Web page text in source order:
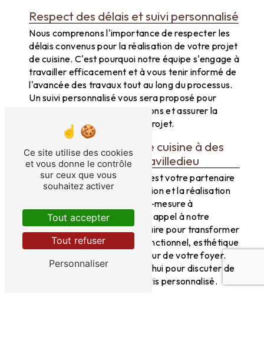
Respect des délais et suivi personnalisé
Nous comprenons l'importance de respecter les
délais convenus pour la réalisation de votre projet
de cuisine. C'est pourquoi notre équipe s'engage à
travailler efficacement et à vous tenir informé de
l'avancée des travaux tout au long du processus.
Un suivi personnalisé vous sera proposé pour
répondre à toutes vos questions et assurer la
satisfaction totale de votre projet.
Confiez votre projet de cuisine à des
experts à Terrasson-Lavilledieu
Le Bois Dans Tous Ses États est votre partenaire
de confiance pour la conception et la réalisation
de votre projet de cuisine sur-mesure à
Terrasson-Lavilledieu. Faites appel à notre
expertise et à notre savoir-faire pour transformer
votre cuisine en un espace fonctionnel, esthétique
et unique qui deviendra le cœur de votre foyer.
Contactez-nous dès aujourd'hui pour discuter de
votre projet et obtenir un devis personnalisé.
Ce site utilise des cookies
et vous donne le contrôle
sur ceux que vous
souhaitez activer
Tout accepter
Tout refuser
Personnaliser